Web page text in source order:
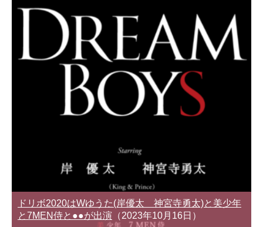
ドリボ2020はWゆうた(岸優太 神宮寺勇太)と美少年
と7MEN侍と●●が出演 （2023年10月16日）